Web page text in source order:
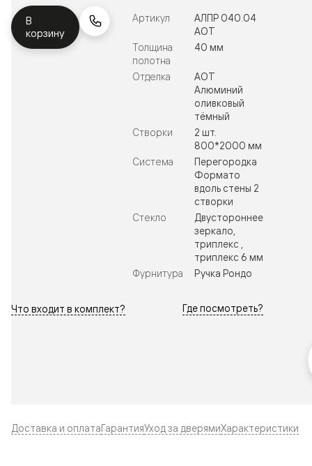
В
корзину
Артикул
АЛПР 040.04
АОТ
Толщина
полотна
40 мм
Отделка
АОТ
Алюминий
оливковый
тёмный
Створки
2 шт.
800*2000 мм
Система
Перегородка
Формато
вдоль стены 2
створки
Стекло
Двустороннее
зеркало,
триплекс ,
триплекс 6 мм
Фурнитура
Ручка Рондо
Что входит в комплект? Где посмотреть?
Доставка и оплатаГарантияУход за дверямиХарактеристики